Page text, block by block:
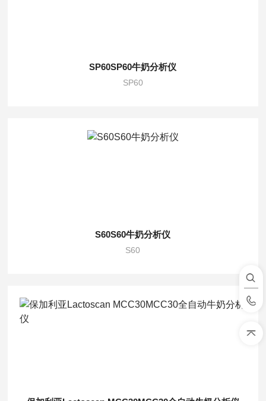
SP60SP60牛奶分析仪
SP60
S60S60牛奶分析仪
S60